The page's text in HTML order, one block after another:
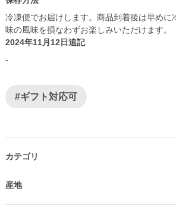
冷凍便でお届けします。商品到着後は早め
味の風味を損なわずお楽しみいただけます。
2024年11月12日追記
-
#ギフト対応可
カテゴリ
産地